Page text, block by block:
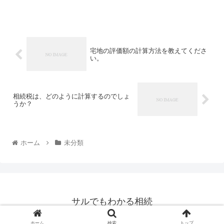
宅地の評価額の計算方法を教えてくださ
い。
相続税は、どのように計算するのでしょ
うか？
ホーム 未分類
サルでもわかる相続
© サルでもわかる相続.
ホーム 検索 トップ